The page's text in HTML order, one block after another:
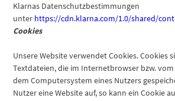
Klarnas Datenschutzbestimmungen
unter https://cdn.klarna.com/1.0/shared/
Cookies
Unsere Website verwendet Cookies. Cookies
Textdateien, die im Internetbrowser bzw.
dem Computersystem eines Nutzers
Nutzer eine Website auf, so kann ein Cookie